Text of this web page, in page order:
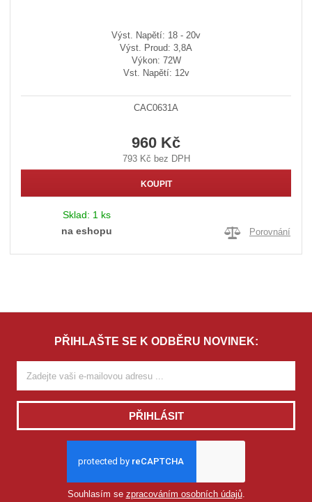
Výst. Napětí: 18 - 20v
Výst. Proud: 3,8A
Výkon: 72W
Vst. Napětí: 12v
CAC0631A
960 Kč
793 Kč bez DPH
KOUPIT
Sklad: 1 ks
na eshopu
Porovnání
PŘIHLAŠTE SE K ODBĚRU NOVINEK:
PŘIHLÁSIT
Souhlasím se zpracováním osobních údajů.